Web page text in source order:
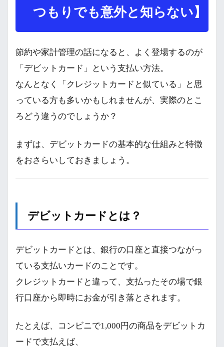
つもりでも意外と知らない】
節約や家計管理の話になると、よく登場するのが
「デビットカード」という支払い方法。
なんとなく「クレジットカードと似ている」と思
っている方も多いかもしれませんが、実際のとこ
ろどう違うのでしょうか？
まずは、デビットカードの基本的な仕組みと特徴
をおさらいしておきましょう。
デビットカードとは？
デビットカードとは、銀行の口座と直接つながっ
ている支払いカードのことです。
クレジットカードと違って、支払ったその場で銀
行口座から即時にお金が引き落とされます。
たとえば、コンビニで1,000円の商品をデビットカ
ードで支払えば、